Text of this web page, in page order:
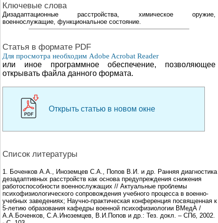
Ключевые слова
Дизадаптационные расстройства, химическое оружие,
военнослужащие, функциональное состояние.
Cтатья в формате PDF
Для просмотра необходим Adobe Acrobat Reader
или иное программное обеспечение, позволяющее
открывать файла данного формата.
Открыть статью в новом окне
Список литературы
1. Боченков А.А., Иноземцев С.А., Попов В.И. и др. Ранняя диагностика
дезадаптивных расстройств как основа предупреждения снижения
работоспособности военнослужащих // Актуальные проблемы
психофизиологического сопровождения учебного процесса в военно-
учебных заведениях; Научно-практическая конференция посвященная к
5-летию образования кафедры военной психофизиологии ВМедА /
А.А.Боченков, С.А.Иноземцев, В.И.Попов и др.: Тез. докл. – СПб, 2002.